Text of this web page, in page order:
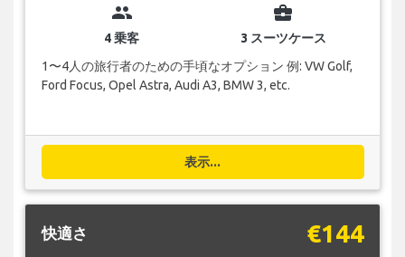
group
4 乗客
business_center
3 スーツケース
1〜4人の旅行者のための手頃なオプション 例: VW Golf,
Ford Focus, Opel Astra, Audi A3, BMW 3, etc.
表示...
快適さ €144